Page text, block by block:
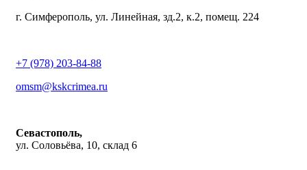
г. Симферополь, ул. Линейная, зд.2, к.2, помещ. 224
+7 (978) 203-84-88
omsm@kskcrimea.ru
Севастополь,
ул. Соловьёва, 10, склад 6